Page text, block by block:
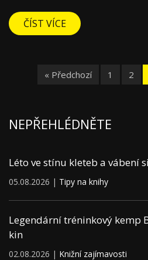
ČÍST VÍCE
« Předchozí 1 2
NEPŘEHLÉDNĚTE
Léto ve stínu kleteb a vábení
05.08.2026 | Tipy na knihy
Legendární tréninkový kemp
kin
02.08.2026 | Knižní zajímavosti